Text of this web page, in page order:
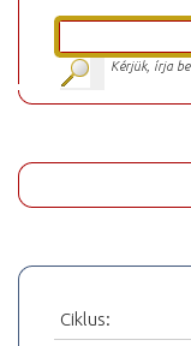
Kérjük, írja
Ciklus: